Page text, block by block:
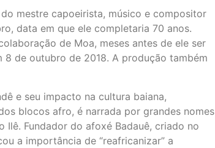
mestre capoeirista, músico e compositor
data em que ele completaria 70 anos.
de Moa, meses antes de ele ser
de outubro de 2018. A produção também
e seu impacto na cultura baiana,
blocos afro, é narrada por grandes nomes
Ilê. Fundador do afoxé Badauê, criado no
a importância de “reafricanizar” a